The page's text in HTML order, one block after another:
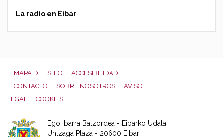
La radio en Eibar
MAPA DEL SITIO
ACCESIBILIDAD
CONTACTO
SOBRE NOSOTROS
AVISO
LEGAL
COOKIES
Ego Ibarra Batzordea - Eibarko Udala
Untzaga Plaza - 20600 Eibar